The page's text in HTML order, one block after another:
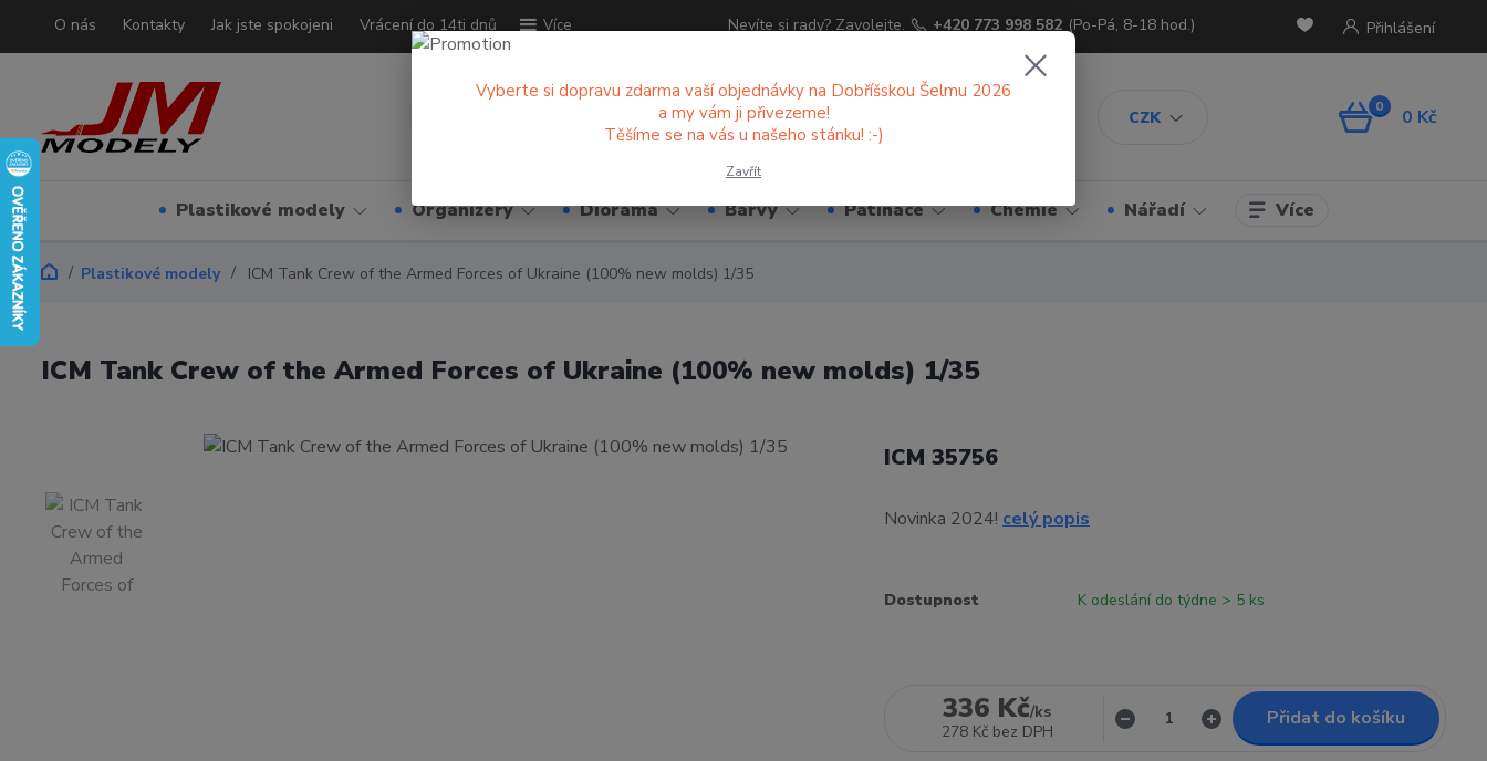
O nás Kontakty Jak jste spokojeni Vrácení do 14ti dnů Více
CZK
Přihlášení
Nevíte si rady? Zavolejte. +420 773 998 582 (Po-Pá, 8-18 hod.)
0 0 Kč
Plastikové modely Organizéry Diorama Barvy Patinace Chemie Nářadí Více
Plastikové modely ICM Tank Crew of the Armed Forces of Ukraine (100% new molds) 1/35
ICM Tank Crew of the Armed Forces of Ukraine (100% new molds) 1/35
ICM 35756
Novinka 2024! celý popis
Dostupnost K odeslání do týdne > 5 ks
336 Kč/ks
278 Kč bez DPH
Přidat do košíku
Vyberte si dopravu zdarma vaší objednávky na Dobříšskou Šelmu 2026
a my vám ji přivezeme!
Těšíme se na vás u našeho stánku! :-)
Zavřít